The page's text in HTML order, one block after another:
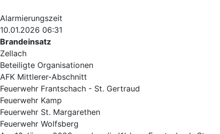
Alarmierungszeit
10.01.2026 06:31
Brandeinsatz
Zellach
Beteiligte Organisationen
AFK Mittlerer-Abschnitt
Feuerwehr Frantschach - St. Gertraud
Feuerwehr Kamp
Feuerwehr St. Margarethen
Feuerwehr Wolfsberg